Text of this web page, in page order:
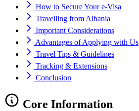
How to Secure Your e-Visa
Travelling from Albania
Important Considerations
Advantages of Applying with Us
Travel Tips & Guidelines
Tracking & Extensions
Conclusion
Core Information